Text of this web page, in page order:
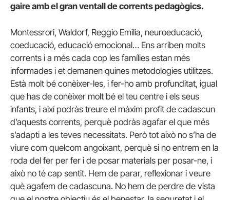
gaire amb el gran ventall de corrents pedagògics.
Montessrori, Waldorf, Reggio Emilia, neuroeducació,
coeducació, educació emocional… Ens arriben molts
corrents i a més cada cop les famílies estan més
informades i et demanen quines metodologies utilitzes.
Està molt bé conèixer-les, i fer-ho amb profunditat, igual
que has de conèixer molt bé el teu centre i els seus
infants, i així podràs treure el màxim profit de cadascun
d’aquests corrents, perquè podràs agafar el que més
s’adapti a les teves necessitats. Però tot això no s’ha de
viure com quelcom angoixant, perquè si no entrem en la
roda del fer per fer i de posar materials per posar-ne, i
això no té cap sentit. Hem de parar, reflexionar i veure
què agafem de cadascuna. No hem de perdre de vista